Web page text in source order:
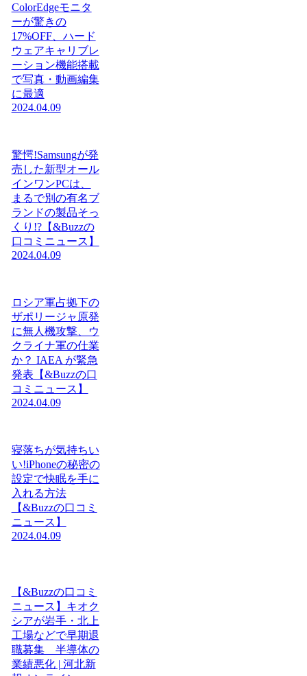
ColorEdgeモニタ
ーが驚きの
17%OFF、ハード
ウェアキャリブレ
ーション機能搭載
で写真・動画編集
に最適
2024.04.09
驚愕!Samsungが発
売した新型オール
インワンPCは、
まるで別の有名ブ
ランドの製品そっ
くり!?【&Buzzの
口コミニュース】
2024.04.09
ロシア軍占拠下の
ザポリージャ原発
に無人機攻撃、ウ
クライナ軍の仕業
か？ IAEA が緊急
発表【&Buzzの口
コミニュース】
2024.04.09
寝落ちが気持ちい
い!iPhoneの秘密の
設定で快眠を手に
入れる方法
【&Buzzの口コミ
ニュース】
2024.04.09
【&Buzzの口コミ
ニュース】キオク
シアが岩手・北上
工場などで早期退
職募集 半導体の
業績悪化 | 河北新